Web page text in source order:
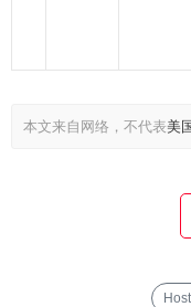
本文来自网络，不代表美